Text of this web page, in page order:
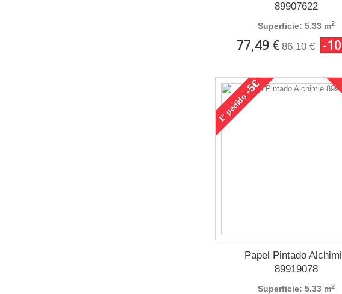
89907622
Superficie: 5.33 m2
77,49 € 86,10 € -
1°
pedido
-5€
Papel Pintado
89919078
Superficie: 5.33 m2